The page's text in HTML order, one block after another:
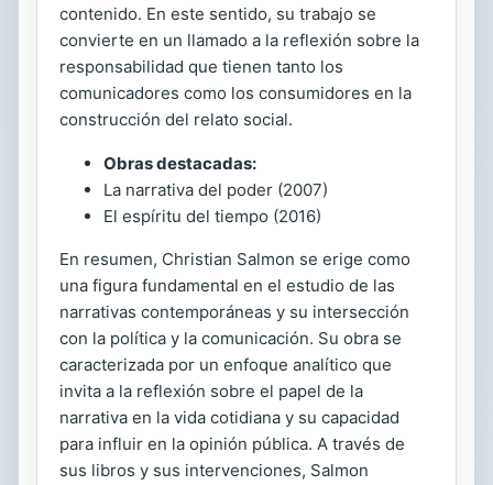
contenido. En este sentido, su trabajo se
convierte en un llamado a la reflexión sobre la
responsabilidad que tienen tanto los
comunicadores como los consumidores en la
construcción del relato social.
Obras destacadas:
La narrativa del poder (2007)
El espíritu del tiempo (2016)
En resumen, Christian Salmon se erige como
una figura fundamental en el estudio de las
narrativas contemporáneas y su intersección
con la política y la comunicación. Su obra se
caracterizada por un enfoque analítico que
invita a la reflexión sobre el papel de la
narrativa en la vida cotidiana y su capacidad
para influir en la opinión pública. A través de
sus libros y sus intervenciones, Salmon